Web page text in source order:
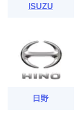
ISUZU
日野